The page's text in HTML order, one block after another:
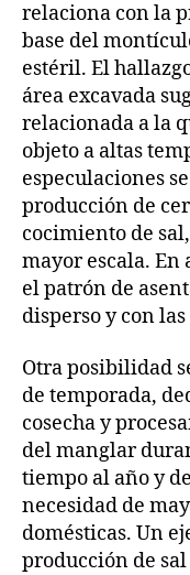
relaciona con la
base del
estéril. El
área excavada
relacionada a la
objeto a altas
especulaciones
producción de
cocimiento de
mayor escala.
el patrón de
disperso y con
Otra posibilidad
de temporada,
cosecha y
del manglar
tiempo al año y
necesidad de
domésticas. Un
producción de